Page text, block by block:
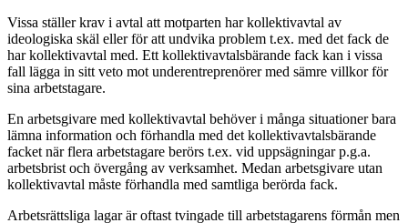
Vissa ställer krav i avtal att motparten har kollektivavtal av
ideologiska skäl eller för att undvika problem t.ex. med det fack de
har kollektivavtal med. Ett kollektivavtalsbärande fack kan i vissa
fall lägga in sitt veto mot underentreprenörer med sämre villkor för
sina arbetstagare.
En arbetsgivare med kollektivavtal behöver i många situationer bara
lämna information och förhandla med det kollektivavtalsbärande
facket när flera arbetstagare berörs t.ex. vid uppsägningar p.g.a.
arbetsbrist och övergång av verksamhet. Medan arbetsgivare utan
kollektivavtal måste förhandla med samtliga berörda fack.
Arbetsrättsliga lagar är oftast tvingade till arbetstagarens förmån men